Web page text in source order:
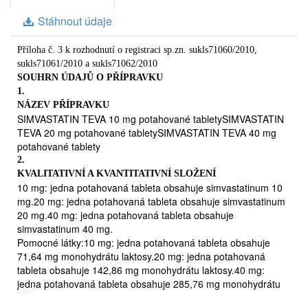
Přípravek SIMVASTATIN TEVA je lékem používaným ke
snížení hladin celkového cholesterolu, “špatného” cholesterolu
(LDL cholesterol) a tukových látek nazývaných triglyceridy v
krvi. Kromě toho přípravek SIMVASTATIN TEVA zvyšuje
hladiny “dobrého” cholesterolu (HDL cholesterol). Během
užívání tohoto léčivého přípravku musíte dodržovat dietu
snižující cholesterol. Přípravek SIMVASTATIN TEVA je
zástupcem třídy léčiv nazývaných statiny.
Přípravek SIMVASTATIN TEVA se používá spolu s dietou pokud
máte:

zvýšenou hladinu cholesterolu v krvi (primární
hypercholesterolémie) nebo zvýšené hladiny tuků v krvi
(smíšená hyperlipidémie)

dědičnou chorobu (homozygotní familiární
hypercholesterolémii), která zvyšuje hladinu cholesterolu v
krvi. Můžete být rovněž léčeni dalšími způsoby léčby.
Stáhnout údaje
Příloha č. 3 k rozhodnutí o registraci sp.zn. sukls71060/2010,
sukls71061/2010 a sukls71062/2010
SOUHRN ÚDAJŮ O PŘÍPRAVKU
1.
NÁZEV PŘÍPRAVKU
SIMVASTATIN TEVA 10 mg potahované tabletySIMVASTATIN
TEVA 20 mg potahované tabletySIMVASTATIN TEVA 40 mg
potahované tablety
2.
KVALITATIVNÍ A KVANTITATIVNÍ SLOŽENÍ
10 mg: jedna potahovaná tableta obsahuje simvastatinum 10
mg.20 mg: jedna potahovaná tableta obsahuje simvastatinum
20 mg.40 mg: jedna potahovaná tableta obsahuje
simvastatinum 40 mg.
Pomocné látky:10 mg: jedna potahovaná tableta obsahuje
71,64 mg monohydrátu laktosy.20 mg: jedna potahovaná
tableta obsahuje 142,86 mg monohydrátu laktosy.40 mg:
jedna potahovaná tableta obsahuje 285,76 mg monohydrátu